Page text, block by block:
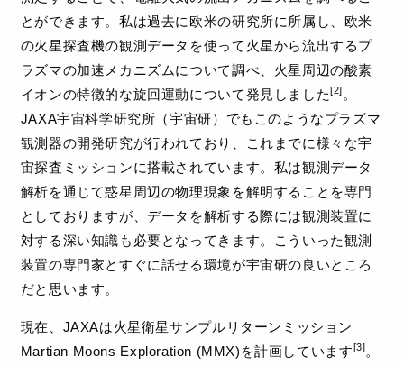
とができます。私は過去に欧米の研究所に所属し、欧米
の火星探査機の観測データを使って火星から流出するプ
ラズマの加速メカニズムについて調べ、火星周辺の酸素
イオンの特徴的な旋回運動について発見しました[2] 。
JAXA宇宙科学研究所（宇宙研）でもこのようなプラズマ
観測器の開発研究が行われており、これまでに様々な宇
宙探査ミッションに搭載されています。私は観測データ
解析を通じて惑星周辺の物理現象を解明することを専門
としておりますが、データを解析する際には観測装置に
対する深い知識も必要となってきます。こういった観測
装置の専門家とすぐに話せる環境が宇宙研の良いところ
だと思います。
現在、JAXAは火星衛星サンプルリターンミッション
Martian Moons Exploration (MMX)を計画しています[3]。